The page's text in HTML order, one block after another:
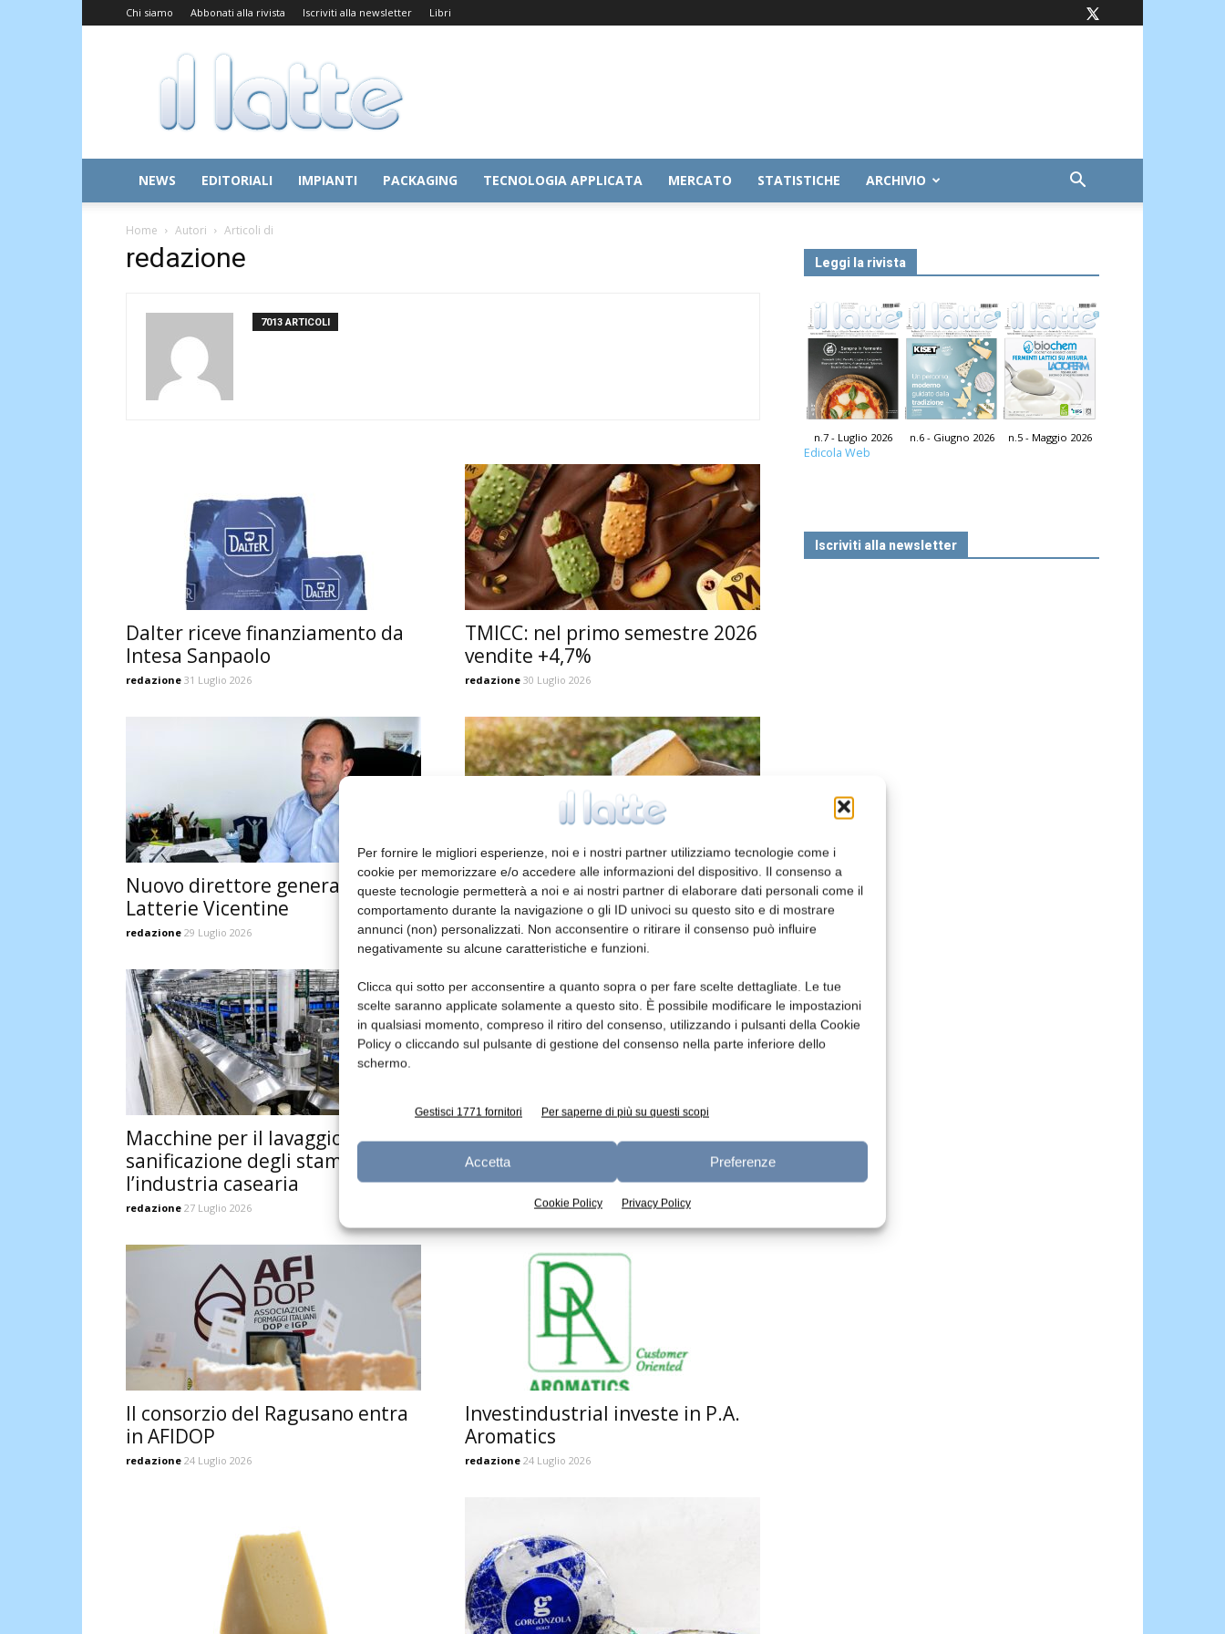
Per fornire le migliori esperienze, noi e i nostri partner utilizziamo tecnologie come i
cookie per memorizzare e/o accedere alle informazioni del dispositivo. Il consenso a
queste tecnologie permetterà a noi e ai nostri partner di elaborare dati personali come il
comportamento durante la navigazione o gli ID univoci su questo sito e di mostrare
annunci (non) personalizzati. Non acconsentire o ritirare il consenso può influire
negativamente su alcune caratteristiche e funzioni.
Clicca qui sotto per acconsentire a quanto sopra o per fare scelte dettagliate. Le tue
scelte saranno applicate solamente a questo sito. È possibile modificare le impostazioni
in qualsiasi momento, compreso il ritiro del consenso, utilizzando i pulsanti della Cookie
Policy o cliccando sul pulsante di gestione del consenso nella parte inferiore dello
schermo.
Gestisci 1771 fornitori Per saperne di più su questi scopi
Accetta Preferenze
Cookie Policy Privacy Policy
Chi siamo Abbonati alla rivista Iscriviti alla newsletter Libri
Il
Latte
NEWS EDITORIALI IMPIANTI PACKAGING TECNOLOGIA APPLICATA MERCATO STATISTICHE ARCHIVIO
Home Autori Articoli di
redazione
7013 ARTICOLI
Dalter riceve finanziamento da
Intesa Sanpaolo
redazione 31 Luglio 2026
TMICC: nel primo semestre 2026
vendite +4,7%
redazione 30 Luglio 2026
Nuovo direttore generale per
Latterie Vicentine
redazione 29 Luglio 2026
Lombardia: pronto il Protocollo
di Intesa sulla promozione
redazione 28 Luglio 2026
Macchine per il lavaggio e la
sanificazione degli stampi per
l’industria casearia
redazione 27 Luglio 2026
A B2Cheese due giorni di
incontri, business e masterclass
internazionali
27 Luglio 2026
Il consorzio del Ragusano entra
in AFIDOP
redazione 24 Luglio 2026
Investindustrial investe in P.A.
Aromatics
redazione 24 Luglio 2026
Leggi la rivista
n.7 - Luglio 2026 n.6 - Giugno 2026 n.5 - Maggio 2026
Edicola Web
Iscriviti alla newsletter